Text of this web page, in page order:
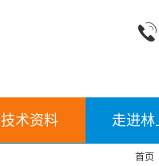
技术资料 走进林
首页